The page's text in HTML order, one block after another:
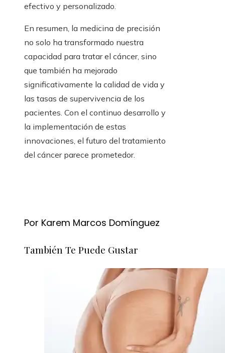
efectivo y personalizado.
En resumen, la medicina de precisión
no solo ha transformado nuestra
capacidad para tratar el cáncer, sino
que también ha mejorado
significativamente la calidad de vida y
las tasas de supervivencia de los
pacientes. Con el continuo desarrollo y
la implementación de estas
innovaciones, el futuro del tratamiento
del cáncer parece prometedor.
Por Karem Marcos Domínguez
También Te Puede Gustar